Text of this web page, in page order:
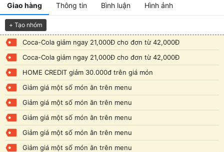
Giao hàng Thông tin Bình luận Hình ảnh
+ Tạo nhóm
Coca-Cola giảm ngay 21,000Đ cho đơn từ 42,000Đ
Coca-Cola giảm ngay 21,000Đ cho đơn từ 42,000Đ
HOME CREDIT giảm 30.000đ trên giá món
Giảm giá một số món ăn trên menu
Giảm giá một số món ăn trên menu
Giảm giá một số món ăn trên menu
Giảm giá một số món ăn trên menu
Giảm giá một số món ăn trên menu